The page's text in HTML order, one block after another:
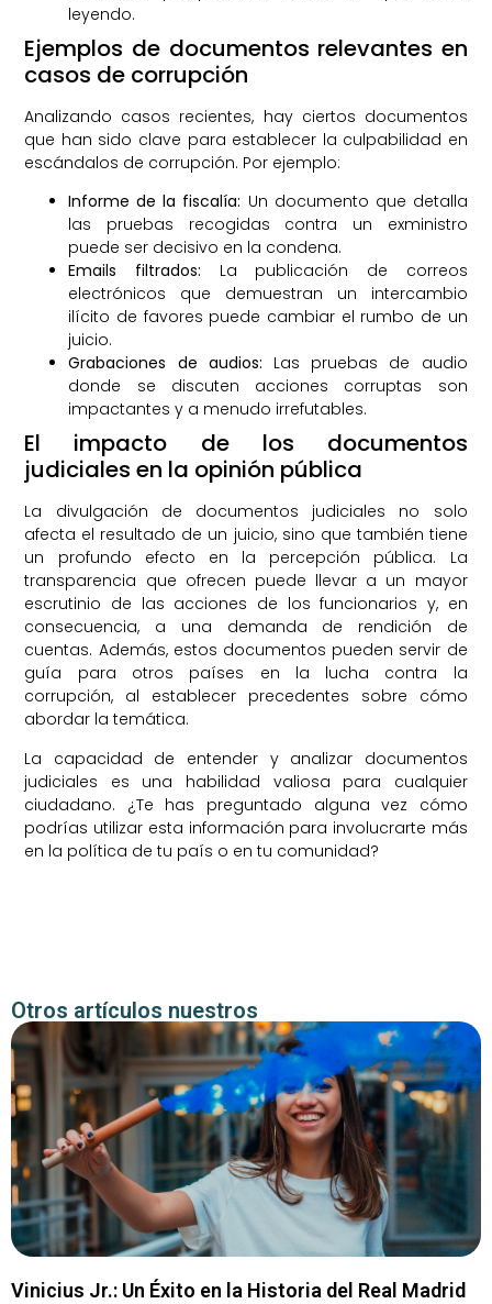
leyendo.
Ejemplos de documentos relevantes en
casos de corrupción
Analizando casos recientes, hay ciertos documentos
que han sido clave para establecer la culpabilidad en
escándalos de corrupción. Por ejemplo:
Informe de la fiscalía: Un documento que detalla
las pruebas recogidas contra un exministro
puede ser decisivo en la condena.
Emails filtrados: La publicación de correos
electrónicos que demuestran un intercambio
ilícito de favores puede cambiar el rumbo de un
juicio.
Grabaciones de audios: Las pruebas de audio
donde se discuten acciones corruptas son
impactantes y a menudo irrefutables.
El impacto de los documentos
judiciales en la opinión pública
La divulgación de documentos judiciales no solo
afecta el resultado de un juicio, sino que también tiene
un profundo efecto en la percepción pública. La
transparencia que ofrecen puede llevar a un mayor
escrutinio de las acciones de los funcionarios y, en
consecuencia, a una demanda de rendición de
cuentas. Además, estos documentos pueden servir de
guía para otros países en la lucha contra la
corrupción, al establecer precedentes sobre cómo
abordar la temática.
La capacidad de entender y analizar documentos
judiciales es una habilidad valiosa para cualquier
ciudadano. ¿Te has preguntado alguna vez cómo
podrías utilizar esta información para involucrarte más
en la política de tu país o en tu comunidad?
Otros artículos nuestros
Vinicius Jr.: Un Éxito en la Historia del Real Madrid